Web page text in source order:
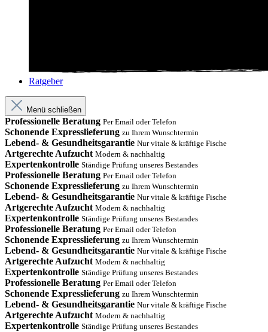
Ratgeber
Menü schließen
Professionelle Beratung Per Email oder Telefon
Schonende Expresslieferung zu Ihrem Wunschtermin
Lebend- & Gesundheitsgarantie Nur vitale & kräftige Fische
Artgerechte Aufzucht Modern & nachhaltig
Expertenkontrolle Ständige Prüfung unseres Bestandes
Professionelle Beratung Per Email oder Telefon
Schonende Expresslieferung zu Ihrem Wunschtermin
Lebend- & Gesundheitsgarantie Nur vitale & kräftige Fische
Artgerechte Aufzucht Modern & nachhaltig
Expertenkontrolle Ständige Prüfung unseres Bestandes
Professionelle Beratung Per Email oder Telefon
Schonende Expresslieferung zu Ihrem Wunschtermin
Lebend- & Gesundheitsgarantie Nur vitale & kräftige Fische
Artgerechte Aufzucht Modern & nachhaltig
Expertenkontrolle Ständige Prüfung unseres Bestandes
Professionelle Beratung Per Email oder Telefon
Schonende Expresslieferung zu Ihrem Wunschtermin
Lebend- & Gesundheitsgarantie Nur vitale & kräftige Fische
Artgerechte Aufzucht Modern & nachhaltig
Expertenkontrolle Ständige Prüfung unseres Bestandes